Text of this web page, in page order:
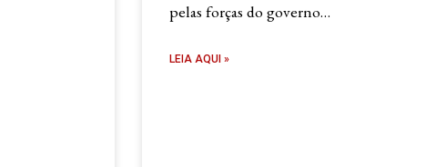
pelas forças do governo…
LEIA AQUI »